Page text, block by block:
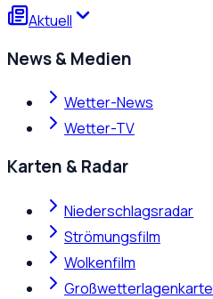
Aktuell
News & Medien
Wetter-News
Wetter-TV
Karten & Radar
Niederschlagsradar
Strömungsfilm
Wolkenfilm
Großwetterlagenkarte